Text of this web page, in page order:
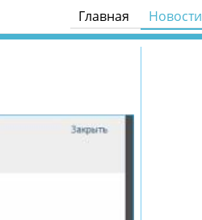
Главная Новости